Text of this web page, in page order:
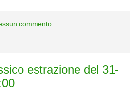
commento:
estrazione del 31-